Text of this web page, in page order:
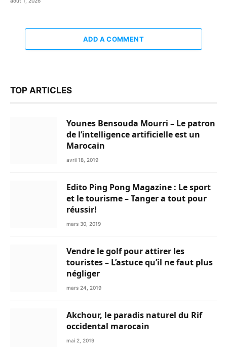
ADD A COMMENT
TOP ARTICLES
Younes Bensouda Mourri – Le patron
de l’intelligence artificielle est un
Marocain
avril 18, 2019
Edito Ping Pong Magazine : Le sport
et le tourisme – Tanger a tout pour
réussir!
mars 30, 2019
Vendre le golf pour attirer les
touristes – L’astuce qu’il ne faut plus
négliger
mars 24, 2019
Akchour, le paradis naturel du Rif
occidental marocain
mai 2, 2019